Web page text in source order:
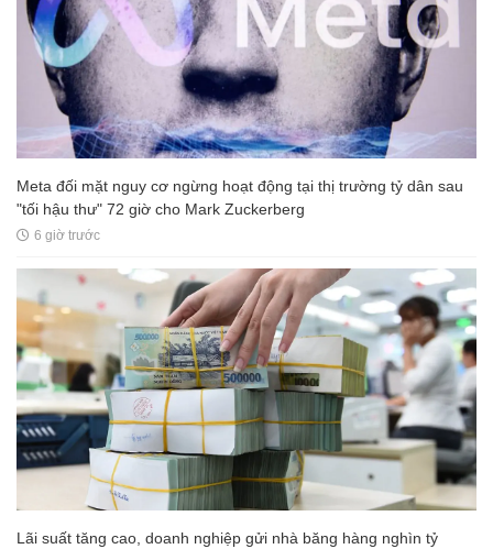
Meta đối mặt nguy cơ ngừng hoạt động tại thị trường tỷ dân sau
"tối hậu thư" 72 giờ cho Mark Zuckerberg
6 giờ trước
Lãi suất tăng cao, doanh nghiệp gửi nhà băng hàng nghìn tỷ